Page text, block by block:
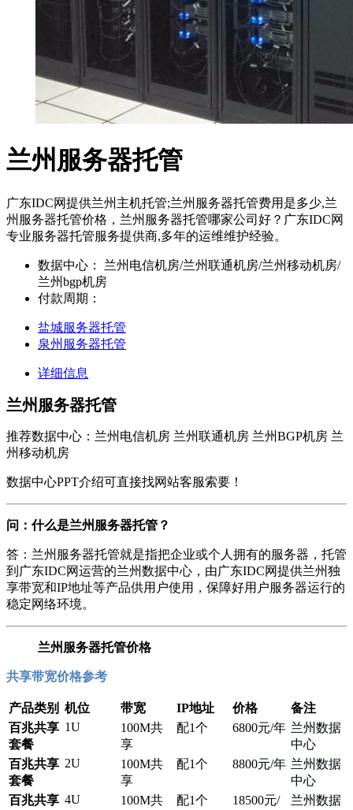
兰州服务器托管
广东IDC网提供兰州主机托管;兰州服务器托管费用是多少,兰
州服务器托管价格，兰州服务器托管哪家公司好？广东IDC网
专业服务器托管服务提供商,多年的运维维护经验。
数据中心：
兰州电信机房/兰州联通机房/兰州移动机房/
兰州bgp机房
付款周期：
盐城服务器托管
泉州服务器托管
详细信息
兰州服务器托管
推荐数据中心：兰州电信机房 兰州联通机房 兰州BGP机房 兰
州移动机房
数据中心PPT介绍可直接找网站客服索要！
问：什么是兰州服务器托管？
答：兰州服务器托管就是指把企业或个人拥有的服务器，托管
到广东IDC网运营的兰州数据中心，由广东IDC网提供兰州独
享带宽和IP地址等产品供用户使用，保障好用户服务器运行的
稳定网络环境。
兰州服务器托管价格
共享带宽价格参考
产品类别 机位 带宽 IP地址 价格
备注
百兆共享
套餐
1U
100M共
享
配1个 6800元/年 兰州数据
中心
百兆共享
套餐
2U
100M共
享
配1个 8800元/年 兰州数据
中心
百兆共享 4U
100M共
配1个 18500元/
兰州数据